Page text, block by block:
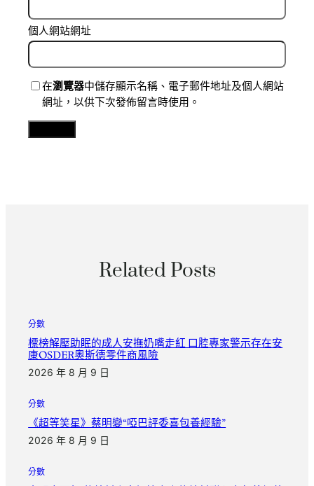
個人網站網址
在瀏覽器中儲存顯示名稱、電子郵件地址及個人網站
網址，以供下次發佈留言時使用。
Related Posts
分數
標榜解壓助眠的成人安撫奶嘴走紅 口腔專家警示存在安
康OSDER奧斯德零件商風險
2026 年 8 月 9 日
分數
《超等笑星》蔡明變“啞巴評委喜包養經驗”
2026 年 8 月 9 日
分數